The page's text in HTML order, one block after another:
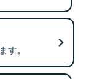
す。